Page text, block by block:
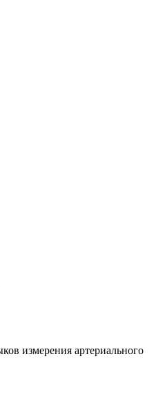
измерения артериального